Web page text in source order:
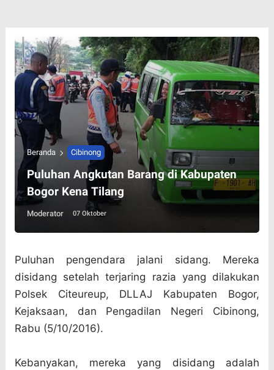
Beranda Cibinong
Puluhan Angkutan Barang di Kabupaten
Bogor Kena Tilang
Moderator 07 Oktober
Puluhan pengendara jalani sidang. Mereka
disidang setelah terjaring razia yang dilakukan
Polsek Citeureup, DLLAJ Kabupaten Bogor,
Kejaksaan, dan Pengadilan Negeri Cibinong,
Rabu (5/10/2016).
Kebanyakan, mereka yang disidang adalah